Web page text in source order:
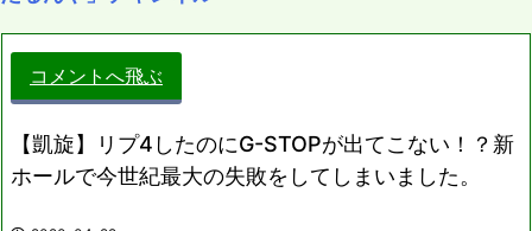
コメントへ飛ぶ
【凱旋】リプ4したのにG-STOPが出てこない！？新
ホールで今世紀最大の失敗をしてしまいました。